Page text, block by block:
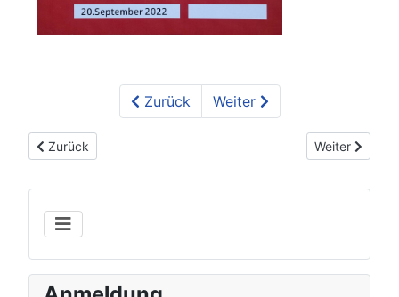
Zurück Weiter
Vorheriger Beitrag: Schulradeln 2020 + Ergebnisse
Zurück Nächster
Weiter